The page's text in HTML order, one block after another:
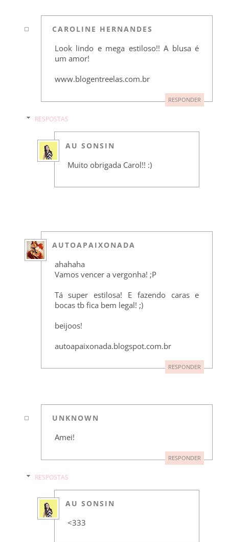
CAROLINE HERNANDES
Look lindo e mega estiloso!! A blusa é
um amor!
www.blogentreelas.com.br
RESPONDER
RESPOSTAS
AU SONSIN
Muito obrigada Carol!! :)
AUTOAPAIXONADA
ahahaha
Vamos vencer a vergonha! ;P
Tá super estilosa! E fazendo caras e
bocas tb fica bem legal! ;)
beijoos!
autoapaixonada.blogspot.com.br
RESPONDER
UNKNOWN
Amei!
RESPONDER
RESPOSTAS
AU SONSIN
<333